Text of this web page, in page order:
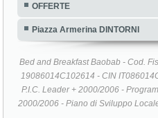
OFFERTE
Piazza Armerina DINTORNI
Bed and Breakfast Baobab - Cod.
19086014C102614 - CIN
P.I.C. Leader + 2000/2006 -
2000/2006 - Piano di Sviluppo